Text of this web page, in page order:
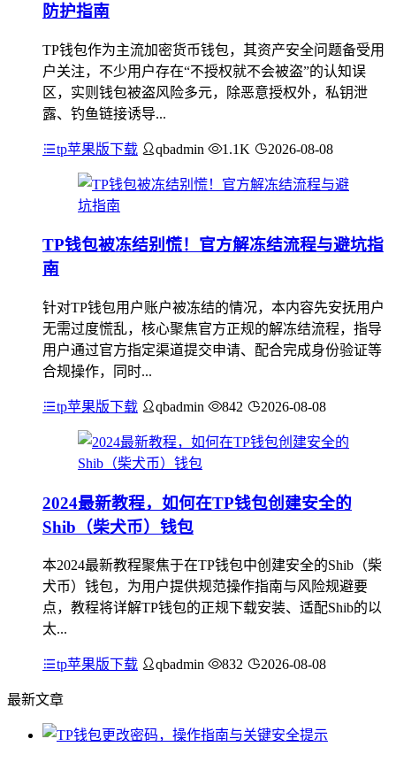
防护指南
TP钱包作为主流加密货币钱包，其资产安全问题备受用
户关注，不少用户存在“不授权就不会被盗”的认知误
区，实则钱包被盗风险多元，除恶意授权外，私钥泄
露、钓鱼链接诱导...
tp苹果版下载 qbadmin 1.1K 2026-08-08
TP钱包被冻结别慌！官方解冻结流程与避坑指
南
针对TP钱包用户账户被冻结的情况，本内容先安抚用户
无需过度慌乱，核心聚焦官方正规的解冻结流程，指导
用户通过官方指定渠道提交申请、配合完成身份验证等
合规操作，同时...
tp苹果版下载 qbadmin 842 2026-08-08
2024最新教程，如何在TP钱包创建安全的
Shib（柴犬币）钱包
本2024最新教程聚焦于在TP钱包中创建安全的Shib（柴
犬币）钱包，为用户提供规范操作指南与风险规避要
点，教程将详解TP钱包的正规下载安装、适配Shib的以
太...
tp苹果版下载 qbadmin 832 2026-08-08
最新文章